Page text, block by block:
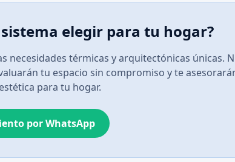
sistema elegir para tu hogar?
necesidades térmicas y arquitectónicas únicas.
tu espacio sin compromiso y te
para tu hogar.
por WhatsApp